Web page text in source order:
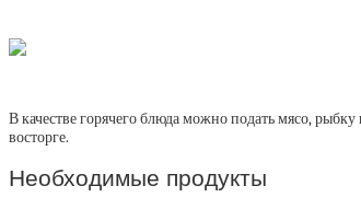
В качестве горячего блюда можно подать мясо,
восторге.
Необходимые продукты